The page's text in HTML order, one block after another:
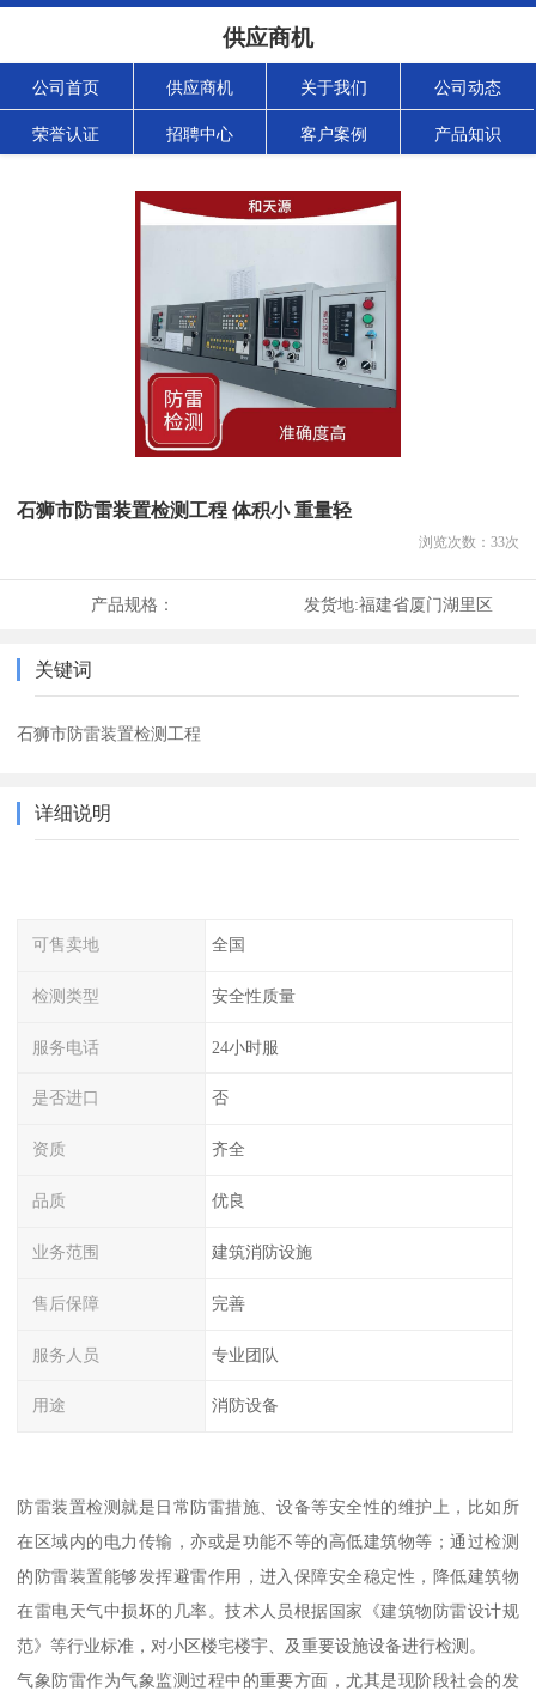
供应商机
公司首页 供应商机 关于我们 公司动态
荣誉认证 招聘中心 客户案例 产品知识
石狮市防雷装置检测工程 体积小 重量轻
浏览次数： 33次
产品规格： 发货地:福建省厦门湖里区
关键词
石狮市防雷装置检测工程
详细说明
可售卖地 全国
检测类型 安全性质量
服务电话 24小时服
是否进口 否
资质 齐全
品质 优良
业务范围 建筑消防设施
售后保障 完善
服务人员 专业团队
用途 消防设备
防雷装置检测就是日常防雷措施、设备等安全性的维护上，比如所
在区域内的电力传输，亦或是功能不等的高低建筑物等；通过检测
的防雷装置能够发挥避雷作用，进入保障安全稳定性，降低建筑物
在雷电天气中损坏的几率。技术人员根据国家《建筑物防雷设计规
范》等行业标准，对小区楼宅楼宇、及重要设施设备进行检测。
气象防雷作为气象监测过程中的重要方面，尤其是现阶段社会的发